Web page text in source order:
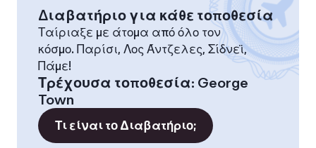
Διαβατήριο για κάθε τοποθεσία
Ταίριαξε με άτομα από όλο τον
κόσμο. Παρίσι, Λος Άντζελες, Σίδνεϊ,
Πάμε!
Τρέχουσα τοποθεσία: George
Town
Τι είναι το Διαβατήριο;